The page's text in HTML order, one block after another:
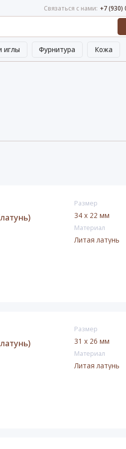
Связаться с нами: +7 (930)
иглы Фурнитура Кожа
Размер
34 х 22 мм
Материал
Литая латунь
Размер
31 х 26 мм
Материал
Литая латунь